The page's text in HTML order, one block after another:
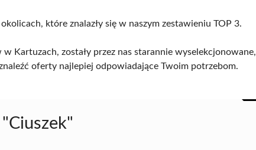
które znalazły się w naszym zestawieniu TOP 3.
Kartuzach, zostały przez nas starannie wyselekcjonowane,
oferty najlepiej odpowiadające Twoim potrzebom.